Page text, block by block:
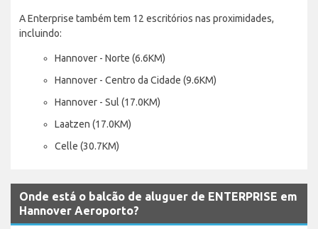
A Enterprise também tem 12 escritórios nas proximidades,
incluindo:
Hannover - Norte (6.6KM)
Hannover - Centro da Cidade (9.6KM)
Hannover - Sul (17.0KM)
Laatzen (17.0KM)
Celle (30.7KM)
Onde está o balcão de aluguer de ENTERPRISE em
Hannover Aeroporto?